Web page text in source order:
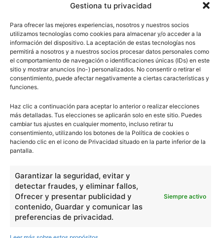
Gestiona tu privacidad
Para ofrecer las mejores experiencias, nosotros y nuestros socios
utilizamos tecnologías como cookies para almacenar y/o acceder a la
información del dispositivo. La aceptación de estas tecnologías nos
permitirá a nosotros y a nuestros socios procesar datos personales como
el comportamiento de navegación o identificaciones únicas (IDs) en este
sitio y mostrar anuncios (no-) personalizados. No consentir o retirar el
consentimiento, puede afectar negativamente a ciertas características y
funciones.
Haz clic a continuación para aceptar lo anterior o realizar elecciones
más detalladas. Tus elecciones se aplicarán solo en este sitio. Puedes
cambiar tus ajustes en cualquier momento, incluso retirar tu
consentimiento, utilizando los botones de la Política de cookies o
haciendo clic en el icono de Privacidad situado en la parte inferior de la
pantalla.
Garantizar la seguridad, evitar y
detectar fraudes, y eliminar fallos,
Ofrecer y presentar publicidad y
contenido, Guardar y comunicar las
preferencias de privacidad.
Siempre activo